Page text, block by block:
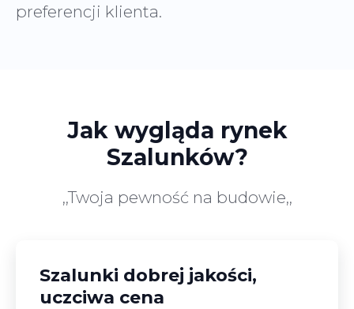
preferencji klienta.
Jak wygląda rynek
Szalunków?
,,Twoja pewność na budowie,,
Szalunki dobrej jakości,
uczciwa cena